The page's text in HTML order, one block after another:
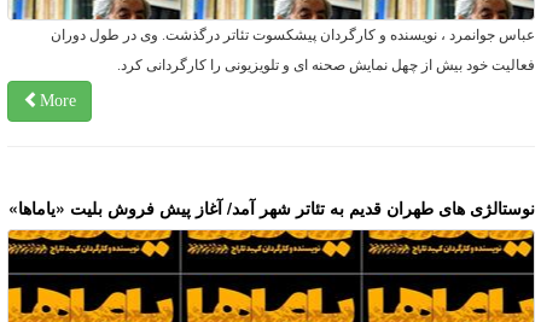
جوانمرد ، نویسنده و کارگردان پیشکسوت تئاتر درگذشت. وی در طول دوران
خود بیش از چهل نمایش صحنه ای و تلویزیونی را کارگردانی کرد.
More
های طهران قدیم به تئاتر شهر آمد/ آغاز پیش فروش بلیت «یاماها»